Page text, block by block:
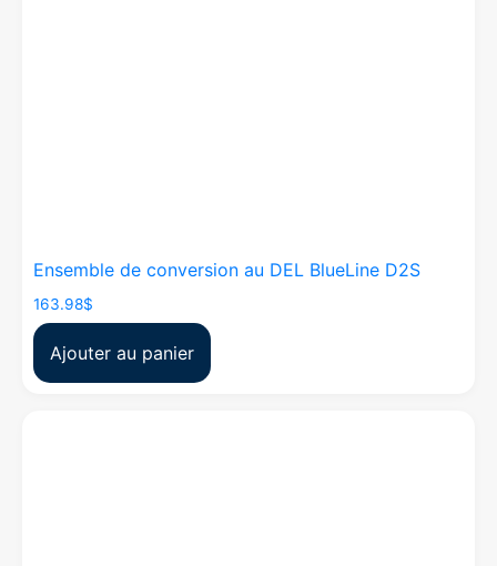
Ensemble de conversion au DEL BlueLine D2S
163.98$
Ajouter au panier